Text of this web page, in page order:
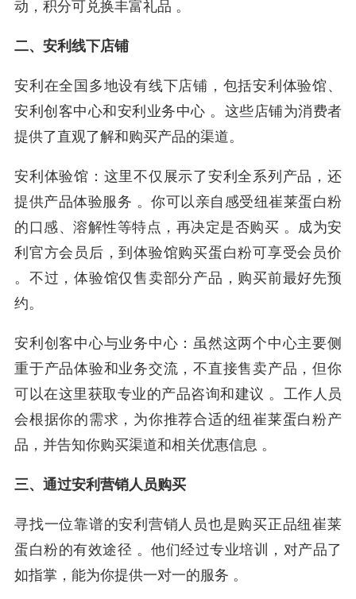
动，积分可兑换丰富礼品 。
二、安利线下店铺
安利在全国多地设有线下店铺，包括安利体验馆、
安利创客中心和安利业务中心 。这些店铺为消费者
提供了直观了解和购买产品的渠道。
安利体验馆：这里不仅展示了安利全系列产品，还
提供产品体验服务 。你可以亲自感受纽崔莱蛋白粉
的口感、溶解性等特点，再决定是否购买 。成为安
利官方会员后，到体验馆购买蛋白粉可享受会员价
。不过，体验馆仅售卖部分产品，购买前最好先预
约。
安利创客中心与业务中心：虽然这两个中心主要侧
重于产品体验和业务交流，不直接售卖产品，但你
可以在这里获取专业的产品咨询和建议 。工作人员
会根据你的需求，为你推荐合适的纽崔莱蛋白粉产
品，并告知你购买渠道和相关优惠信息 。
三、通过安利营销人员购买
寻找一位靠谱的安利营销人员也是购买正品纽崔莱
蛋白粉的有效途径 。他们经过专业培训，对产品了
如指掌，能为你提供一对一的服务 。